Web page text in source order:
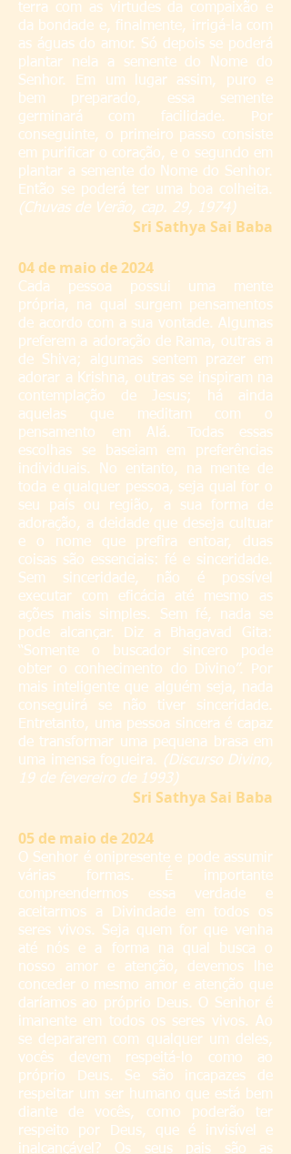
terra com as virtudes da compaixão e
da bondade e, finalmente, irrigá-la com
as águas do amor. Só depois se poderá
plantar nela a semente do Nome do
Senhor. Em um lugar assim, puro e
bem preparado, essa semente
germinará com facilidade. Por
conseguinte, o primeiro passo consiste
em purificar o coração, e o segundo em
plantar a semente do Nome do Senhor.
Então se poderá ter uma boa colheita.
(Chuvas de Verão, cap. 29, 1974)
Sri Sathya Sai Baba
04 de maio de 2024
Cada pessoa possui uma mente
própria, na qual surgem pensamentos
de acordo com a sua vontade. Algumas
preferem a adoração de Rama, outras a
de Shiva; algumas sentem prazer em
adorar a Krishna, outras se inspiram na
contemplação de Jesus; há ainda
aquelas que meditam com o
pensamento em Alá. Todas essas
escolhas se baseiam em preferências
individuais. No entanto, na mente de
toda e qualquer pessoa, seja qual for o
seu país ou região, a sua forma de
adoração, a deidade que deseja cultuar
e o nome que prefira entoar, duas
coisas são essenciais: fé e sinceridade.
Sem sinceridade, não é possível
executar com eficácia até mesmo as
ações mais simples. Sem fé, nada se
pode alcançar. Diz a Bhagavad Gita:
“Somente o buscador sincero pode
obter o conhecimento do Divino”. Por
mais inteligente que alguém seja, nada
conseguirá se não tiver sinceridade.
Entretanto, uma pessoa sincera é capaz
de transformar uma pequena brasa em
uma imensa fogueira.
(Discurso Divino,
19 de fevereiro de 1993)
Sri Sathya Sai Baba
05 de maio de 2024
O Senhor é onipresente e pode assumir
várias formas. É importante
compreendermos essa verdade e
aceitarmos a Divindade em todos os
seres vivos. Seja quem for que venha
até nós e a forma na qual busca o
nosso amor e atenção, devemos lhe
conceder o mesmo amor e atenção que
daríamos ao próprio Deus. O Senhor é
imanente em todos os seres vivos. Ao
se depararem com qualquer um deles,
vocês devem respeitá-lo como ao
próprio Deus. Se são incapazes de
respeitar um ser humano que está bem
diante de vocês, como poderão ter
respeito por Deus, que é invisível e
inalcançável? Os seus pais são as